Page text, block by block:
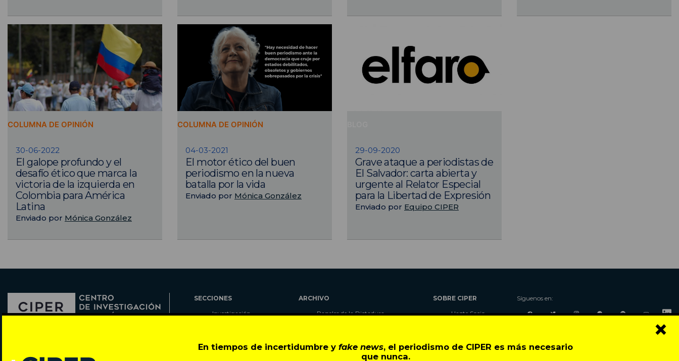
En tiempos de incertidumbre yfake news, el periodismo de CIPER es más necesario
que nunca.
×
COLUMNA DE OPINIÓN
30-06-2022
El galope profundo y el
desafío ético que marca la
victoria de la izquierda en
Colombia para América
Latina
Enviado por Mónica González
COLUMNA DE OPINIÓN
04-03-2021
El motor ético del buen
periodismo en la nueva
batalla por la vida
Enviado por Mónica González
29-09-2020
Grave ataque a periodistas de
El Salvador: carta abierta y
urgente al Relator Especial
para la Libertad de Expresión
Enviado por Equipo CIPER
SECCIONES
Investigación
Cartas
ARCHIVO
Papeles de la Dictadura
Autores
CIPER Académico
SOBRE CIPER
Hazte Socio
Contacto
Síguenos en: